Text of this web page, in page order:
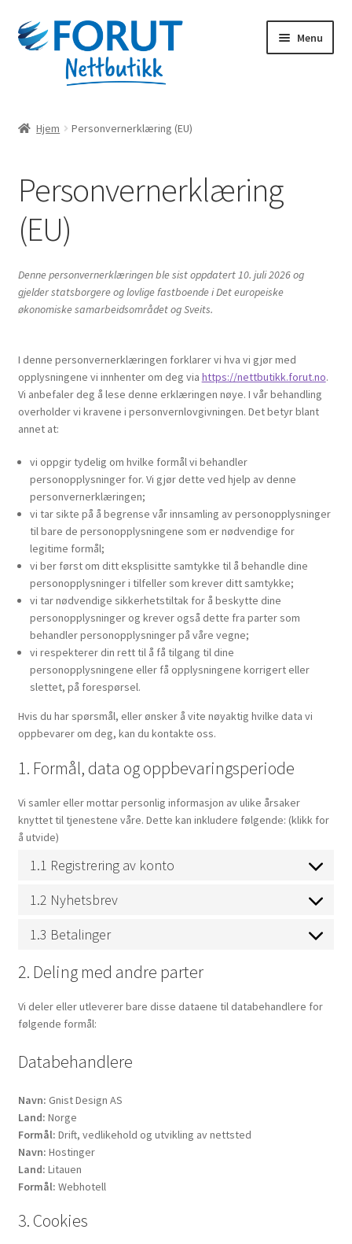
Skip
to
navigation
Skip
to
Menu
Handlekurv
Til kassen
Min konto
Forut.no
Hjem Personvernerklæring (EU)
Personvernerklæring
(EU)
Denne personvernerklæringen ble sist oppdatert 10. juli 2026 og
gjelder statsborgere og lovlige fastboende i Det europeiske
økonomiske samarbeidsområdet og Sveits.
I denne personvernerklæringen forklarer vi hva vi gjør med
opplysningene vi innhenter om deg via https://nettbutikk.forut.no.
Vi anbefaler deg å lese denne erklæringen nøye. I vår behandling
overholder vi kravene i personvernlovgivningen. Det betyr blant
annet at:
vi oppgir tydelig om hvilke formål vi behandler
personopplysninger for. Vi gjør dette ved hjelp av denne
personvernerklæringen;
vi tar sikte på å begrense vår innsamling av personopplysninger
til bare de personopplysningene som er nødvendige for
legitime formål;
vi ber først om ditt eksplisitte samtykke til å behandle dine
personopplysninger i tilfeller som krever ditt samtykke;
vi tar nødvendige sikkerhetstiltak for å beskytte dine
personopplysninger og krever også dette fra parter som
behandler personopplysninger på våre vegne;
vi respekterer din rett til å få tilgang til dine
personopplysningene eller få opplysningene korrigert eller
slettet, på forespørsel.
Hvis du har spørsmål, eller ønsker å vite nøyaktig hvilke data vi
oppbevarer om deg, kan du kontakte oss.
1. Formål, data og oppbevaringsperiode
Vi samler eller mottar personlig informasjon av ulike årsaker
knyttet til tjenestene våre. Dette kan inkludere følgende: (klikk for
å utvide)
1.1 Registrering av konto
1.2 Nyhetsbrev
1.3 Betalinger
2. Deling med andre parter
Vi deler eller utleverer bare disse dataene til databehandlere for
følgende formål:
Databehandlere
Navn: Gnist Design AS
Land: Norge
Formål: Drift, vedlikehold og utvikling av nettsted
Navn: Hostinger
Land: Litauen
Formål: Webhotell
3. Cookies